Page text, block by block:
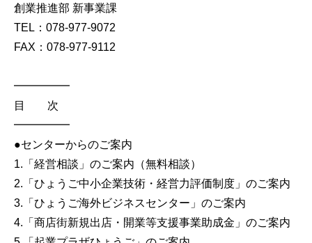
創業推進部 新事業課
TEL：078-977-9072
FAX：078-977-9112
━━━━━
目 次
━━━━━
●センターからのご案内
1.「経営相談」のご案内（無料相談）
2.「ひょうご中小企業技術・経営力評価制度」のご案内
3.「ひょうご海外ビジネスセンター」のご案内
4.「商店街新規出店・開業等支援事業助成金」のご案内